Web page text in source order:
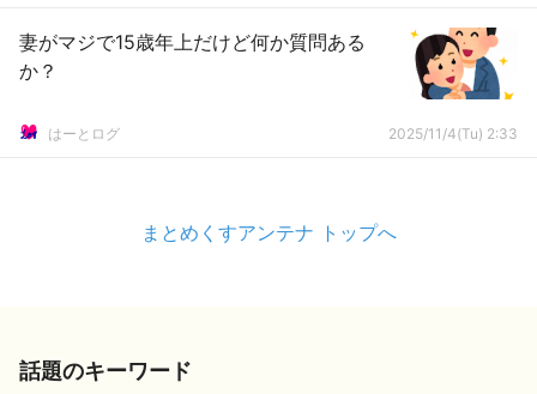
妻がマジで15歳年上だけど何か質問ある
か？
はーとログ 2025/11/4(Tu) 2:33
まとめくすアンテナ トップへ
話題のキーワード